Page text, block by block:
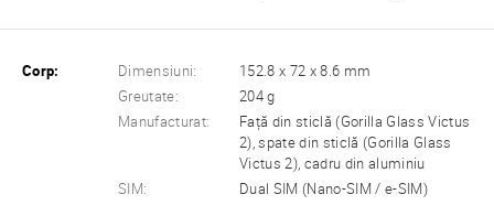
Corp: Dimensiuni:
152.8 x 72 x 8.6 mm
Greutate:
204 g
Manufacturat:
Față din sticlă (Gorilla Glass Victus
2), spate din sticlă (Gorilla Glass
Victus 2), cadru din aluminiu
SIM:
Dual SIM (Nano-SIM / e-SIM)